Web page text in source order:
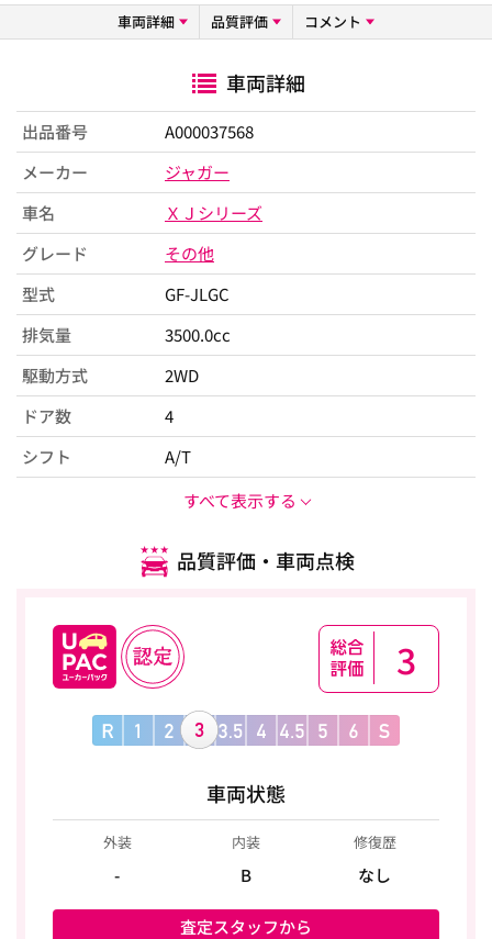
車両詳細 品質評価 コメント
車両詳細
出品番号
A000037568
メーカー
ジャガー
車名
ＸＪシリーズ
グレード
その他
型式
GF-JLGC
排気量
3500.0cc
駆動方式
2WD
ドア数
4
シフト
A/T
すべて表示する
品質評価・車両点検
3
車両状態
外装
-
内装
B
修復歴
なし
査定スタッフから